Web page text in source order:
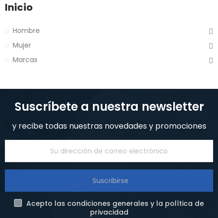
Inicio
Hombre
Mujer
Marcas
Suscríbete a nuestra newsletter
y recibe todas nuestras novedades y promociones
Suscribirse
Acepto las condiciones generales y la política de
privacidad